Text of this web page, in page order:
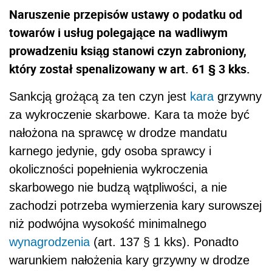
Naruszenie przepisów ustawy o podatku od
towarów i usług polegające na wadliwym
prowadzeniu ksiąg stanowi czyn zabroniony,
który został spenalizowany w art. 61 § 3 kks.
Sankcją grożącą za ten czyn jest kara grzywny
za wykroczenie skarbowe. Kara ta może być
nałożona na sprawcę w drodze mandatu
karnego jedynie, gdy osoba sprawcy i
okoliczności popełnienia wykroczenia
skarbowego nie budzą wątpliwości, a nie
zachodzi potrzeba wymierzenia kary surowszej
niż podwójna wysokość minimalnego
wynagrodzenia (art. 137 § 1 kks). Ponadto
warunkiem nałożenia kary grzywny w drodze